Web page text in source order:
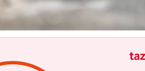
Von
taz